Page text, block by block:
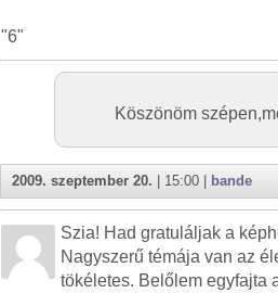
"6"
Köszönöm
2009. szeptember 20. | 15:00 | bande
Szia! Had gratuláljak a
Nagyszerű témája van az
tökéletes. Belőlem egyfajta